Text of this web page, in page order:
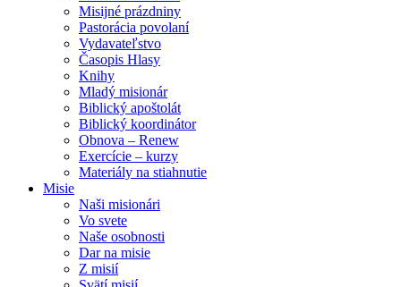
Misijné prázdniny
Pastorácia povolaní
Vydavateľstvo
Časopis Hlasy
Knihy
Mladý misionár
Biblický apoštolát
Biblický koordinátor
Obnova – Renew
Exercície – kurzy
Materiály na stiahnutie
Misie
Naši misionári
Vo svete
Naše osobnosti
Dar na misie
Z misií